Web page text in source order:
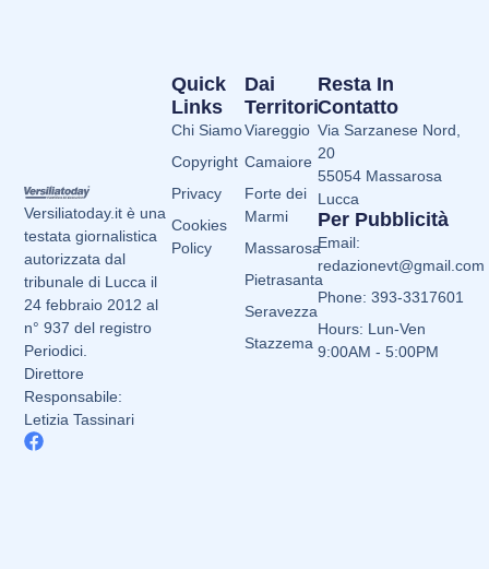
Versiliatoday.it è una
testata giornalistica
autorizzata dal
tribunale di Lucca il
24 febbraio 2012 al
n° 937 del registro
Periodici.
Direttore
Responsabile:
Letizia Tassinari
Dai
Territori
Viareggio
Camaiore
Forte dei
Marmi
Massarosa
Pietrasanta
Seravezza
Stazzema
Quick
Links
Chi Siamo
Copyright
Privacy
Cookies
Policy
Resta In
Contatto
Via Sarzanese Nord,
20
55054 Massarosa
Lucca
Per Pubblicità
Email:
redazionevt@gmail.com
Phone: 393-3317601
Hours: Lun-Ven
9:00AM - 5:00PM